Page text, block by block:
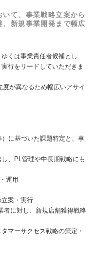
て、事業戦略立案から
新規事業開発まで幅広
くは事業責任者候補とし
行をリードしていただきま
が異なるため幅広いアサイ
に基づいた課題特定と、事
、PL管理や中長期戦略にも
運用
案・実行
者に対し、新規店舗獲得戦略
マーサクセス戦略の策定・